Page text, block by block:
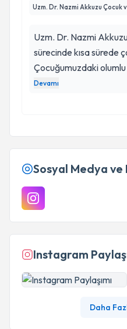
Uzm. Dr. Nazmi Akkuzu
Uzm. Dr. Nazmi Akkuzu ile başladığımız
sürecinde kısa sürede
Çocuğumuzdaki
hem evde net bir
Ebeveynlere karşı
Devamı
Sosyal Medya ve
Instagram
Daha